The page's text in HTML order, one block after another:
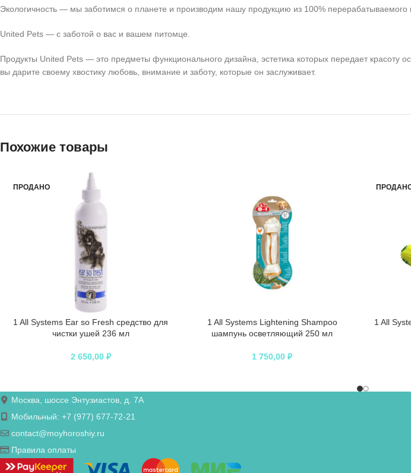
Экологичность — мы заботимся о планете и производим нашу продукцию из 100% перерабатываемого
United Pets — с заботой о вас и вашем питомце.
Продукты United Pets — это предметы функционального дизайна, эстетика которых передает
вы дарите своему хвостику любовь, внимание и заботу, которые он заслуживает.
Похожие товары
ПРОДАНО
1 All Systems Ear so Fresh средство для
чистки ушей 236 мл
2 650,00 ₽
1 All Systems Lightening Shampoo
шампунь осветляющий 250 мл
1 750,00₽
1 All
Москва, шоссе Энтузиастов, д. 7А
Мобильный: +7 (977) 677-72-21
contact@moyhoroshiy.ru
Правила оплаты